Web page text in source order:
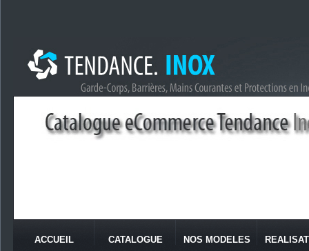
ACCUEIL CATALOGUE NOS MODELES